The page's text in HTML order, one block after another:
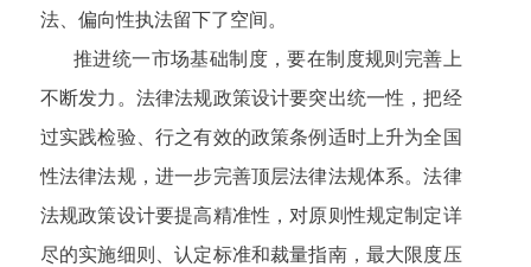
法、偏向性执法留下了空间。
推进统一市场基础制度，要在制度规则完善上
不断发力。法律法规政策设计要突出统一性，把经
过实践检验、行之有效的政策条例适时上升为全国
性法律法规，进一步完善顶层法律法规体系。法律
法规政策设计要提高精准性，对原则性规定制定详
尽的实施细则、认定标准和裁量指南，最大限度压